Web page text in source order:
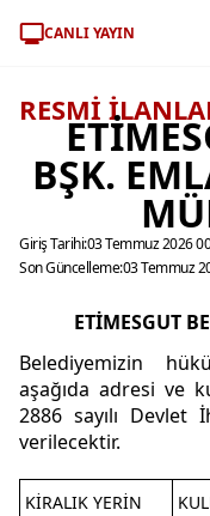
CANLI YAYIN
RESMİ
BŞK.
Giriş Tarihi:03 Temmuz 2026
Son Güncelleme:03 Temmuz
ETİMESGUT
Belediyemizin
aşağıda adresi ve
2886 sayılı Devlet
verilecektir.
KİRALIK YERİN